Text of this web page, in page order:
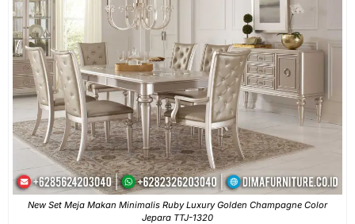
New Set Meja Makan Minimalis Ruby Luxury Golden Champagne Color
Jepara TTJ-1320